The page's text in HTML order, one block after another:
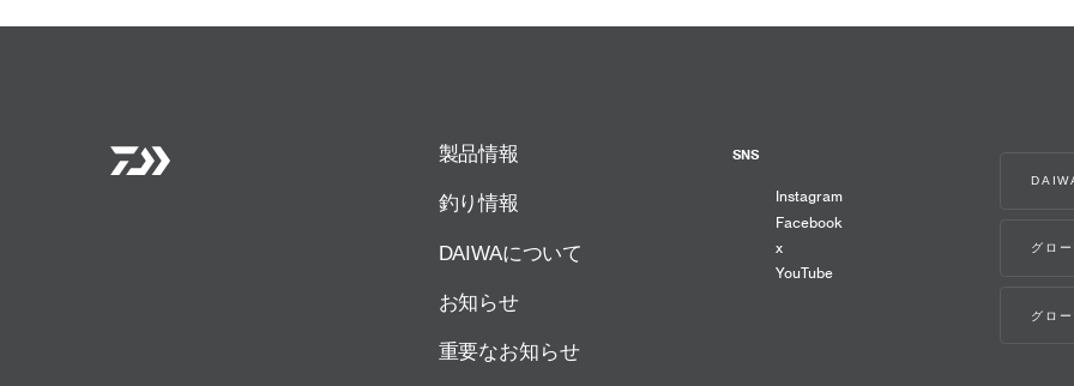
製品情報
釣り情報
DAIWAについて
お知らせ
重要なお知らせ
SNS
Instagram
Facebook
x
YouTube
グロ
グロ